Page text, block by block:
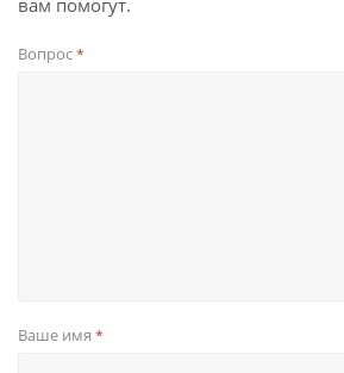
вам помогут.
Вопрос*
Ваше имя *